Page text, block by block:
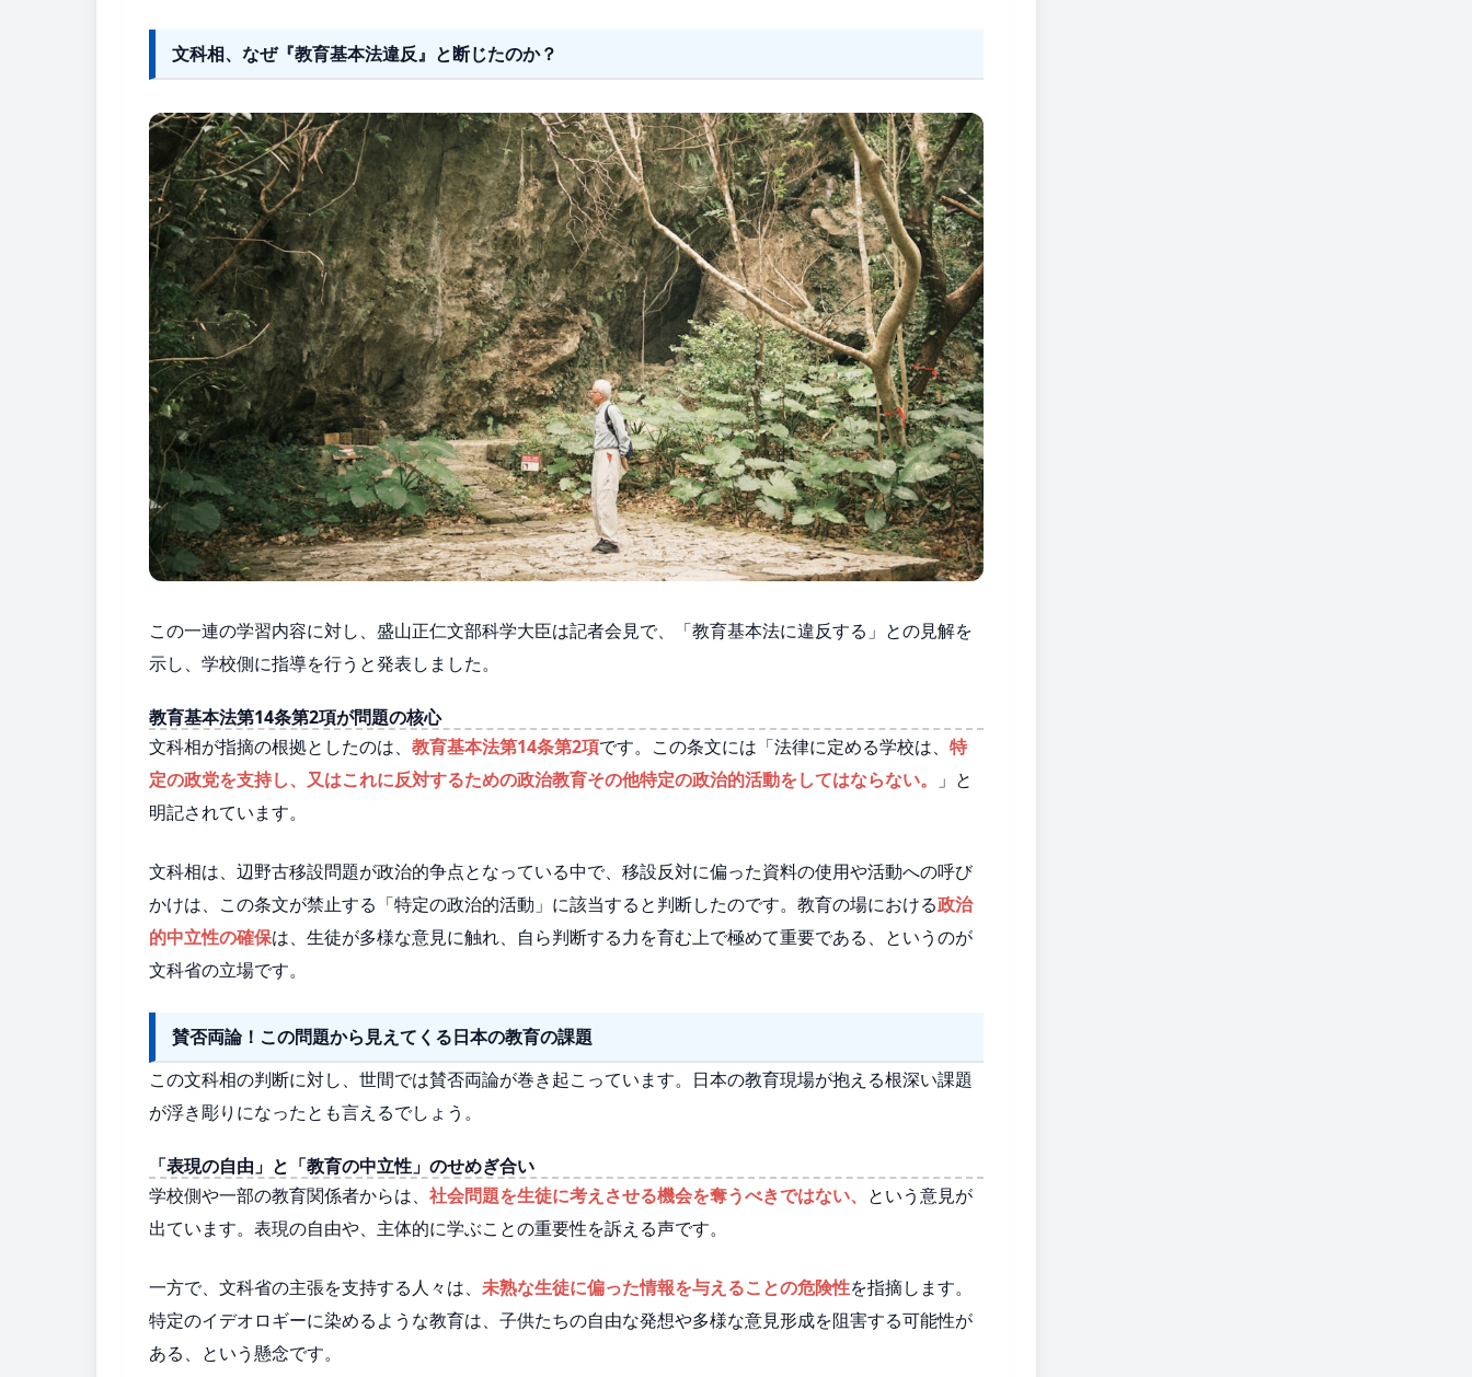
文科相、なぜ『教育基本法違反』と断じたのか？
この一連の学習内容に対し、盛山正仁文部科学大臣は記者会見で、「教育基本法に違反する」との見解を
示し、学校側に指導を行うと発表しました。
教育基本法第14条第2項が問題の核心
文科相が指摘の根拠としたのは、 教育基本法第14条第2項です。この条文には「法律に定める学校は、 特
定の政党を支持し、又はこれに反対するための政治教育その他特定の政治的活動をしてはならない。
」と
明記されています。
文科相は、辺野古移設問題が政治的争点となっている中で、移設反対に偏った資料の使用や活動への呼び
かけは、この条文が禁止する「特定の政治的活動」に該当すると判断したのです。教育の場における政治
的中立性の確保は、生徒が多様な意見に触れ、自ら判断する力を育む上で極めて重要である、というのが
文科省の立場です。
賛否両論！この問題から見えてくる日本の教育の課題
この文科相の判断に対し、世間では賛否両論が巻き起こっています。日本の教育現場が抱える根深い課題
が浮き彫りになったとも言えるでしょう。
「表現の自由」と「教育の中立性」のせめぎ合い
学校側や一部の教育関係者からは、 社会問題を生徒に考えさせる機会を奪うべきではない、 という意見が
出ています。表現の自由や、主体的に学ぶことの重要性を訴える声です。
一方で、文科省の主張を支持する人々は、 未熟な生徒に偏った情報を与えることの危険性を指摘します。
特定のイデオロギーに染めるような教育は、子供たちの自由な発想や多様な意見形成を阻害する可能性が
ある、という懸念です。